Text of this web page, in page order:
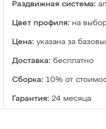
Раздвижная система:
Цвет профиля: на
Цена: указана за
Доставка: бесплатно
Сборка: 10% от
Гарантия: 24 месяца